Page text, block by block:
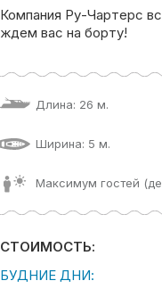
Компания Ру-Чартерс
ждем вас на борту!
Длина: 26 м.
Ширина: 5 м.
Максимум гостей
СТОИМОСТЬ:
БУДНИЕ ДНИ: